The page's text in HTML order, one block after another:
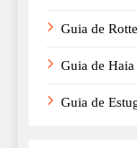
Guia de
Guia de
Guia de